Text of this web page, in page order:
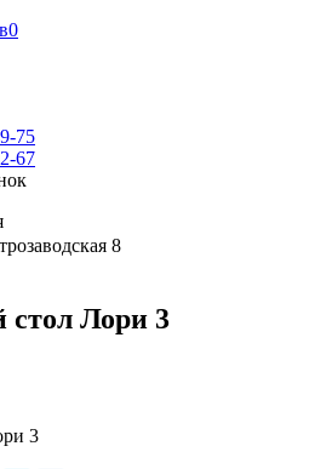
0
75
67
8
Лори 3
3